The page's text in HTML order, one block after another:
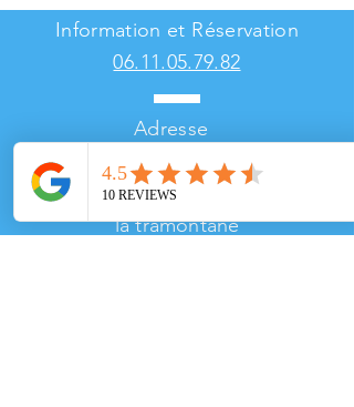
Information et Réservation
06.11.05.79.82
Adresse
Sur la Plage,
face au 2 avenue
la tramontane